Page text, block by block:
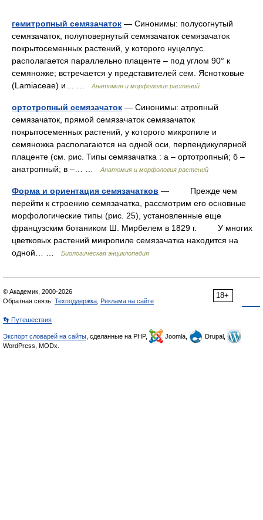
гемитропный семязачаток — Синонимы: полусогнутый
семязачаток, полуповернутый семязачаток семязачаток
покрытосеменных растений, у которого нуцеллус
располагается параллельно плаценте – под углом 90° к
семяножке; встречается у представителей сем. Яснотковые
(Lamiaceae) и… …
Анатомия и морфология растений
ортотропный семязачаток — Синонимы: атропный
семязачаток, прямой семязачаток семязачаток
покрытосеменных растений, у которого микропиле и
семяножка располагаются на одной оси, перпендикулярной
плаценте (см. рис. Типы семязачатка : а – ортотропный; б –
анатропный; в –… …
Анатомия и морфология растений
Форма и ориентация семязачатков — Прежде чем
перейти к строению семязачатка, рассмотрим его основные
морфологические типы (рис. 25), установленные еще
французским ботаником Ш. Мирбелем в 1829 г. У многих
цветковых растений микропиле семязачатка находится на
одной… …
Биологическая энциклопедия
18+
© Академик, 2000-2026
Обратная связь: Техподдержка Реклама на сайте
👣 Путешествия
Экспорт словарей на сайты , сделанные на PHP, Joomla,
Drupal,
WordPress, MODx.